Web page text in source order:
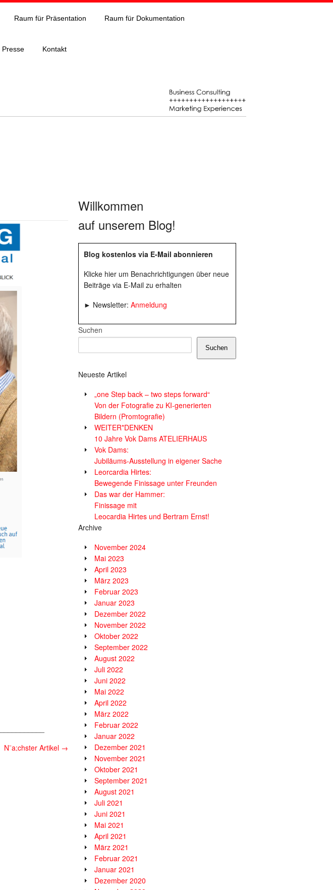
Raum für Präsentation Raum für Dokumentation
Presse Kontakt
N¨a;chster Artikel →
Willkommen
auf unserem Blog!
Blog kostenlos via E-Mail abonnieren
Klicke hier um Benachrichtigungen über neue
Beiträge via E-Mail zu erhalten
► Newsletter: Anmeldung
Suchen
Suchen
Neueste Artikel
„one Step back – two steps forward“
Von der Fotografie zu KI-generierten
Bildern (Promtografie)
WEITER*DENKEN
10 Jahre Vok Dams ATELIERHAUS
Vok Dams:
Jubiläums-Ausstellung in eigener Sache
Leorcardia Hirtes:
Bewegende Finissage unter Freunden
Das war der Hammer:
Finissage mit
Leocardia Hirtes und Bertram Ernst!
Archive
November 2024
Mai 2023
April 2023
März 2023
Februar 2023
Januar 2023
Dezember 2022
November 2022
Oktober 2022
September 2022
August 2022
Juli 2022
Juni 2022
Mai 2022
April 2022
März 2022
Februar 2022
Januar 2022
Dezember 2021
November 2021
Oktober 2021
September 2021
August 2021
Juli 2021
Juni 2021
Mai 2021
April 2021
März 2021
Februar 2021
Januar 2021
Dezember 2020